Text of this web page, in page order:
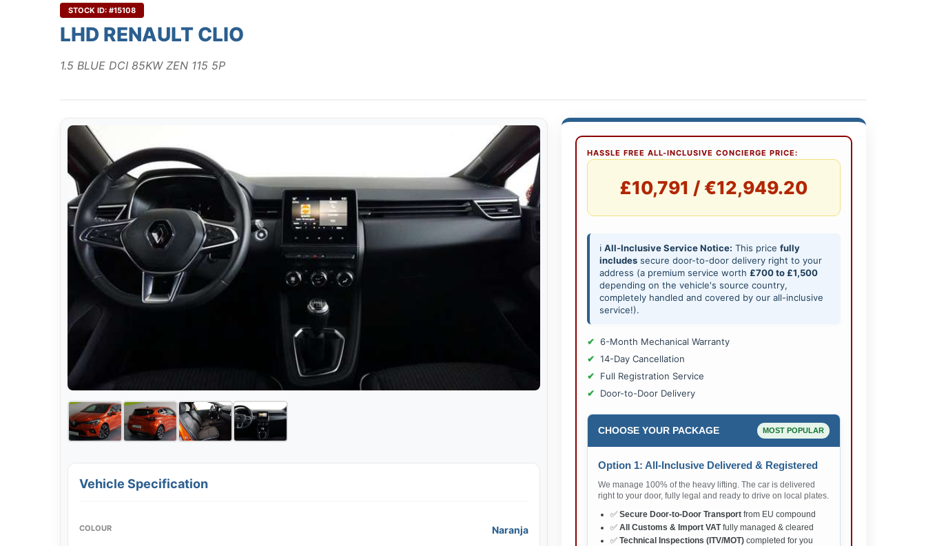
STOCK ID: #15108
LHD RENAULT CLIO
1.5 BLUE DCI 85KW ZEN 115 5P
Vehicle Specification
COLOUR Naranja
HASSLE FREE ALL-INCLUSIVE CONCIERGE PRICE:
£10,791 / €12,949.20
ℹ️ All-Inclusive Service Notice: This price fully
includessecure door-to-door delivery right to your
address (a premium service worth £700 to £1,500
depending on the vehicle's source country,
completely handled and covered by our all-inclusive
service!).
6-Month Mechanical Warranty
14-Day Cancellation
Full Registration Service
Door-to-Door Delivery
CHOOSE YOUR PACKAGE MOST POPULAR
Option 1: All-Inclusive Delivered & Registered
We manage 100% of the heavy lifting. The car is delivered
right to your door, fully legal and ready to drive on local plates.
✅ Secure Door-to-Door Transportfrom EU compound
✅ All Customs & Import VATfully managed & cleared
✅ Technical Inspections (ITV/MOT)completed for you